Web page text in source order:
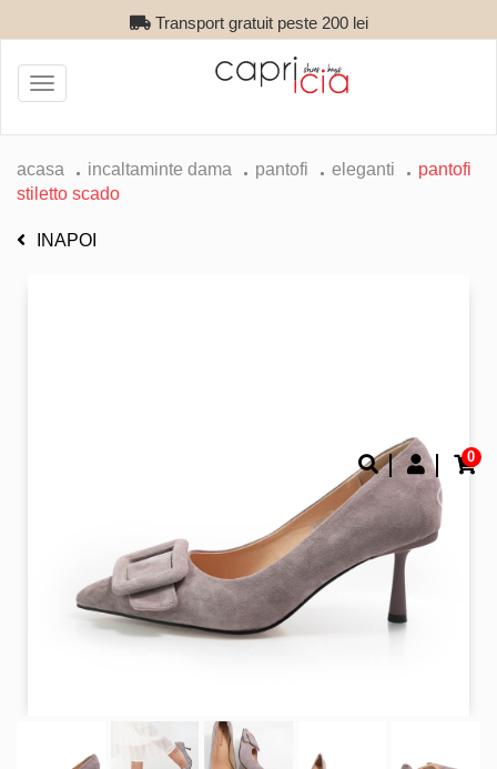
Transport gratuit peste 200 lei
0
Toggle
navigation
acasa incaltaminte dama pantofi eleganti
pantofi
stiletto scado
INAPOI